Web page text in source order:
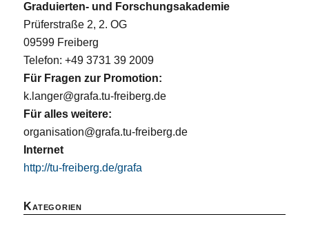
Graduierten- und Forschungsakademie
Prüferstraße 2, 2. OG
09599 Freiberg
Telefon: +49 3731 39 2009
Für Fragen zur Promotion:
k.langer@grafa.tu-freiberg.de
Für alles weitere:
organisation@grafa.tu-freiberg.de
Internet
http://tu-freiberg.de/grafa
Kategorien